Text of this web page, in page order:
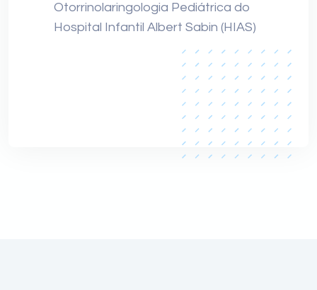
Otorrinolaringologia Pediátrica do
Hospital Infantil Albert Sabin (HIAS)